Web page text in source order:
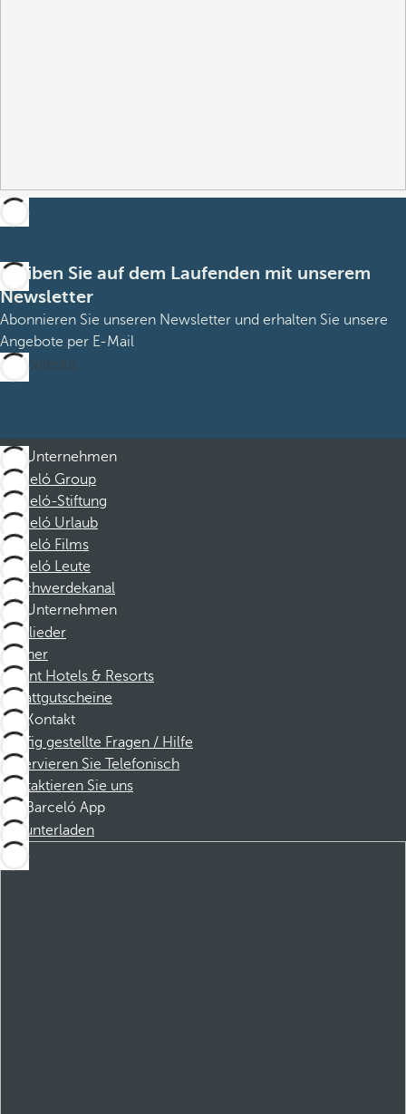
Bleiben Sie auf dem Laufenden mit unserem
Newsletter
Abonnieren Sie unseren Newsletter und erhalten Sie unsere
Angebote per E-Mail
Abonnieren
Unternehmen
Barceló Group
Barceló-Stiftung
Barceló Urlaub
Barceló Films
Barceló Leute
Beschwerdekanal
Unternehmen
Mitglieder
Partner
Dorint Hotels & Resorts
Rabattgutscheine
Kontakt
Häufig gestellte Fragen / Hilfe
Reservieren Sie Telefonisch
Kontaktieren Sie uns
Barceló App
Herunterladen